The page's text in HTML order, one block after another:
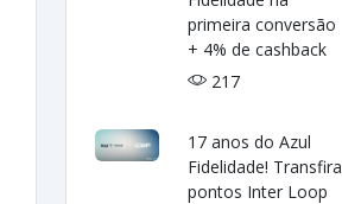
primeira conversão
+ 4% de cashback
217
17 anos do Azul
Fidelidade! Transfira
pontos Inter Loop